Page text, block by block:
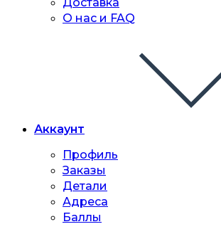
О нас и FAQ
Аккаунт
Профиль
Заказы
Детали
Адреса
Баллы